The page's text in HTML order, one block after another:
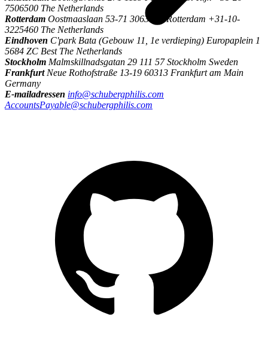
7506500 The Netherlands
Rotterdam Oostmaaslaan 53-71 3063 AN Rotterdam +31-10-
3225460 The Netherlands
Eindhoven C'park Bata (Gebouw 11, 1e verdieping) Europaplein 1
5684 ZC Best The Netherlands
Stockholm Malmskillnadsgatan 29 111 57 Stockholm Sweden
Frankfurt Neue Rothofstraße 13-19 60313 Frankfurt am Main
Germany
E-mailadressen info@schubergphilis.com
AccountsPayable@schubergphilis.com